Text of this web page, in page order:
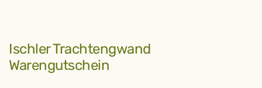
Zum
Anfang
der
Bildergalerie
Ischler Trachtengwand
Warengutschein